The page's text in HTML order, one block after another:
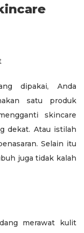
dipakai, Anda
satu produk
skincare
dekat. Atau istilah
Selain itu
juga tidak kalah
merawat kulit